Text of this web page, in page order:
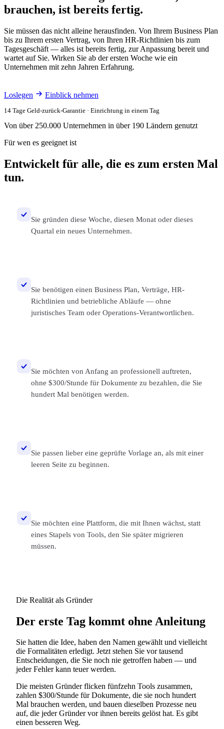
brauchen, ist bereits fertig.
Sie müssen das nicht alleine herausfinden. Von Ihrem Business Plan
bis zu Ihrem ersten Vertrag, von Ihren HR-Richtlinien bis zum
Tagesgeschäft — alles ist bereits fertig, zur Anpassung bereit und
wartet auf Sie. Wirken Sie ab der ersten Woche wie ein
Unternehmen mit zehn Jahren Erfahrung.
Loslegen Einblick nehmen
14 Tage Geld-zurück-Garantie · Einrichtung in einem Tag
Von über 250.000 Unternehmen in über 190 Ländern genutzt
Für wen es geeignet ist
Entwickelt für alle, die es zum ersten Mal
tun.
Sie gründen diese Woche, diesen Monat oder dieses
Quartal ein neues Unternehmen.
Sie benötigen einen Business Plan, Verträge, HR-
Richtlinien und betriebliche Abläufe — ohne
juristisches Team oder Operations-Verantwortlichen.
Sie möchten von Anfang an professionell auftreten,
ohne $300/Stunde für Dokumente zu bezahlen, die Sie
hundert Mal benötigen werden.
Sie passen lieber eine geprüfte Vorlage an, als mit einer
leeren Seite zu beginnen.
Sie möchten eine Plattform, die mit Ihnen wächst, statt
eines Stapels von Tools, den Sie später migrieren
müssen.
Die Realität als Gründer
Der erste Tag kommt ohne Anleitung
Sie hatten die Idee, haben den Namen gewählt und vielleicht
die Formalitäten erledigt. Jetzt stehen Sie vor tausend
Entscheidungen, die Sie noch nie getroffen haben — und
jeder Fehler kann teuer werden.
Die meisten Gründer flicken fünfzehn Tools zusammen,
zahlen $300/Stunde für Dokumente, die sie noch hundert
Mal brauchen werden, und bauen dieselben Prozesse neu
auf, die jeder Gründer vor ihnen bereits gelöst hat. Es gibt
einen besseren Weg.